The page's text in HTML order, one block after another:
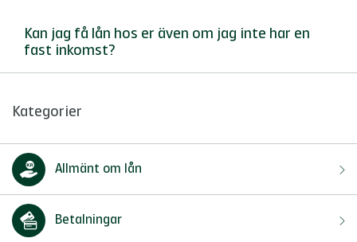
Kan jag få lån hos er även om jag inte har en
fast inkomst?
Kategorier
Allmänt om lån
Betalningar